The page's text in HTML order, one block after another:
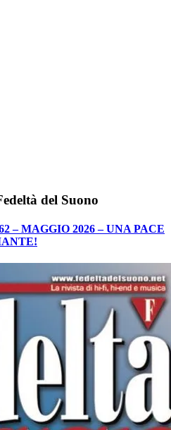
del Suono
– MAGGIO 2026 – UNA PACE